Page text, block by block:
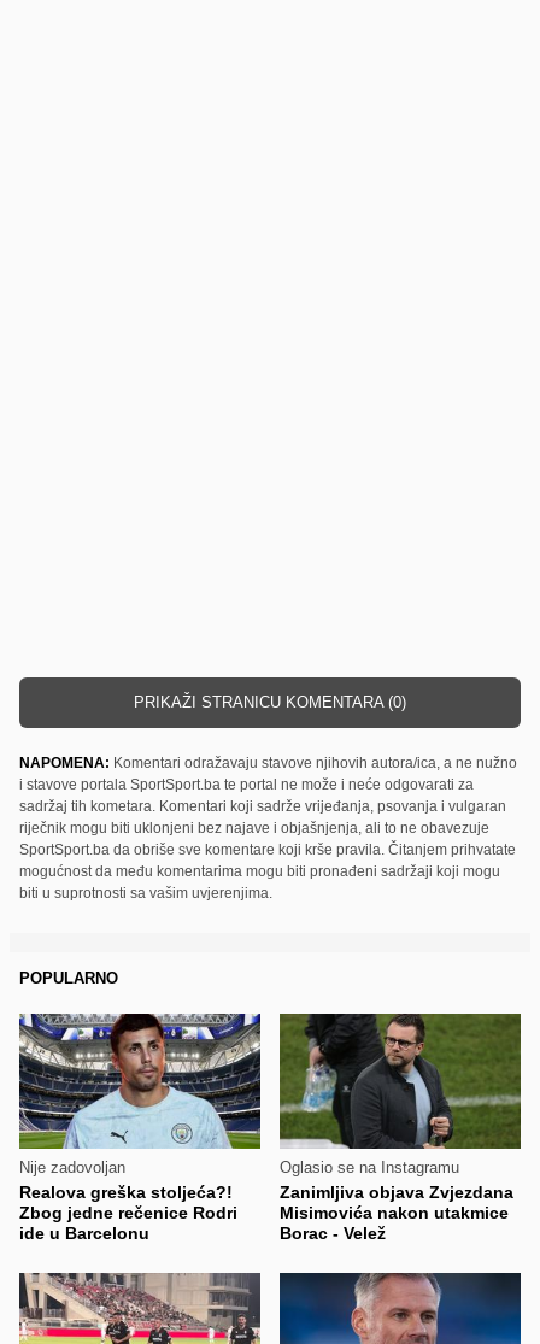
PRIKAŽI STRANICU KOMENTARA (0)
NAPOMENA: Komentari odražavaju stavove njihovih autora/ica, a ne nužno
i stavove portala SportSport.ba te portal ne može i neće odgovarati za
sadržaj tih kometara. Komentari koji sadrže vrijeđanja, psovanja i vulgaran
riječnik mogu biti uklonjeni bez najave i objašnjenja, ali to ne obavezuje
SportSport.ba da obriše sve komentare koji krše pravila. Čitanjem prihvatate
mogućnost da među komentarima mogu biti pronađeni sadržaji koji mogu
biti u suprotnosti sa vašim uvjerenjima.
POPULARNO
Nije zadovoljan
Realova greška stoljeća?!
Zbog jedne rečenice Rodri
ide u Barcelonu
Oglasio se na Instagramu
Zanimljiva objava Zvjezdana
Misimovića nakon utakmice
Borac - Velež